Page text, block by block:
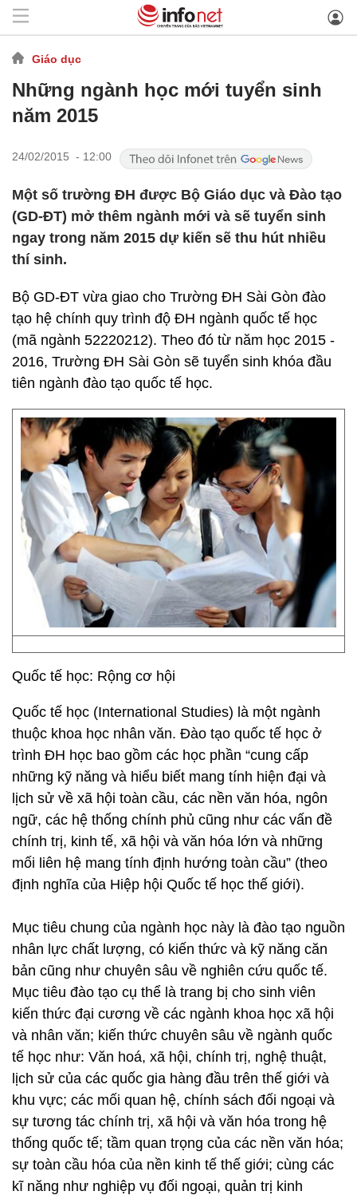
Giáo dục
Những ngành học mới tuyển sinh
năm 2015
24/02/2015 - 12:00
Một số trường ĐH được Bộ Giáo dục và Đào tạo
(GD-ĐT) mở thêm ngành mới và sẽ tuyển sinh
ngay trong năm 2015 dự kiến sẽ thu hút nhiều
thí sinh.
Bộ GD-ĐT vừa giao cho Trường ĐH Sài Gòn đào
tạo hệ chính quy trình độ ĐH ngành quốc tế học
(mã ngành 52220212). Theo đó từ năm học 2015 -
2016, Trường ĐH Sài Gòn sẽ tuyển sinh khóa đầu
tiên ngành đào tạo quốc tế học.
Quốc tế học: Rộng cơ hội
Quốc tế học (International Studies) là một ngành
thuộc khoa học nhân văn. Đào tạo quốc tế học ở
trình ĐH học bao gồm các học phần “cung cấp
những kỹ năng và hiểu biết mang tính hiện đại và
lịch sử về xã hội toàn cầu, các nền văn hóa, ngôn
ngữ, các hệ thống chính phủ cũng như các vấn đề
chính trị, kinh tế, xã hội và văn hóa lớn và những
mối liên hệ mang tính định hướng toàn cầu” (theo
định nghĩa của Hiệp hội Quốc tế học thế giới).
Mục tiêu chung của ngành học này là đào tạo nguồn
nhân lực chất lượng, có kiến thức và kỹ năng căn
bản cũng như chuyên sâu về nghiên cứu quốc tế.
Mục tiêu đào tạo cụ thể là trang bị cho sinh viên
kiến thức đại cương về các ngành khoa học xã hội
và nhân văn; kiến thức chuyên sâu về ngành quốc
tế học như: Văn hoá, xã hội, chính trị, nghệ thuật,
lịch sử của các quốc gia hàng đầu trên thế giới và
khu vực; các mối quan hệ, chính sách đối ngoại và
sự tương tác chính trị, xã hội và văn hóa trong hệ
thống quốc tế; tầm quan trọng của các nền văn hóa;
sự toàn cầu hóa của nền kinh tế thế giới; cùng các
kĩ năng như nghiệp vụ đối ngoại, quản trị kinh